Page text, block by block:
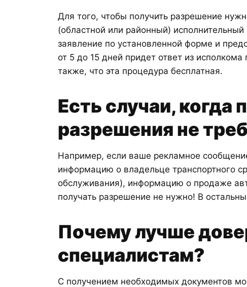
Для того, чтобы получить разрешение
(областной или районный)
заявление по установленной форме и
от 5 до 15 дней придет ответ из
также, что эта процедура бесплатная.
Есть случаи, когда
разрешения не
Например, если ваше рекламное
информацию о владельце транспортного
обслуживания), информацию о продаже
получать разрешение не нужно! В
Почему лучше
специалистам?
С получением необходимых документов